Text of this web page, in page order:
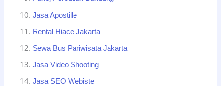
Jasa Apostille
Rental Hiace Jakarta
Sewa Bus Pariwisata Jakarta
Jasa Video Shooting
Jasa SEO Webiste